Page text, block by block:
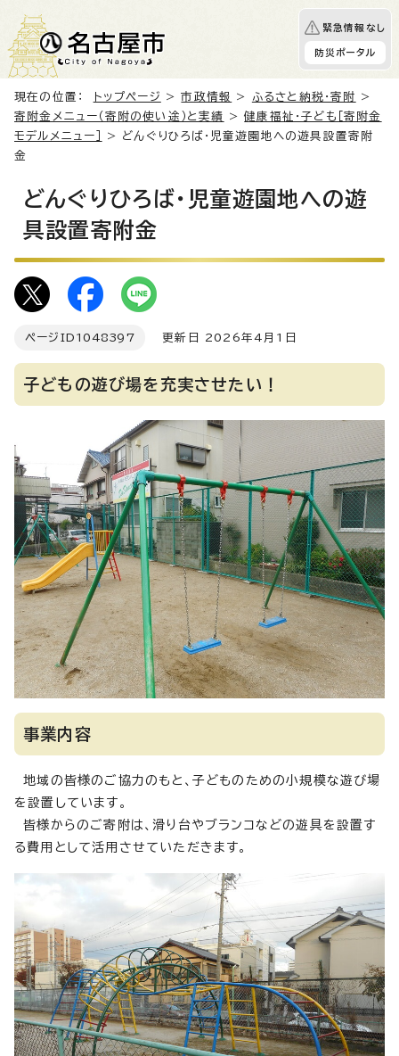
緊急情報なし
防災ポータル
現在の位置： トップページ >市政情報 > ふるさと納税・寄附
>
寄附金メニュー（寄附の使い途）と実績
>健康福祉・子ども［寄附金
モデルメニュー］
> どんぐりひろば・児童遊園地への遊具設置寄附
金
どんぐりひろば・児童遊園地への遊
具設置寄附金
ページID 1048397 更新日 2026年4月1日
子どもの遊び場を充実させたい！
事業内容
地域の皆様のご協力のもと、子どものための小規模な遊び場
を設置しています。
皆様からのご寄附は、滑り台やブランコなどの遊具を設置す
る費用として活用させていただきます。